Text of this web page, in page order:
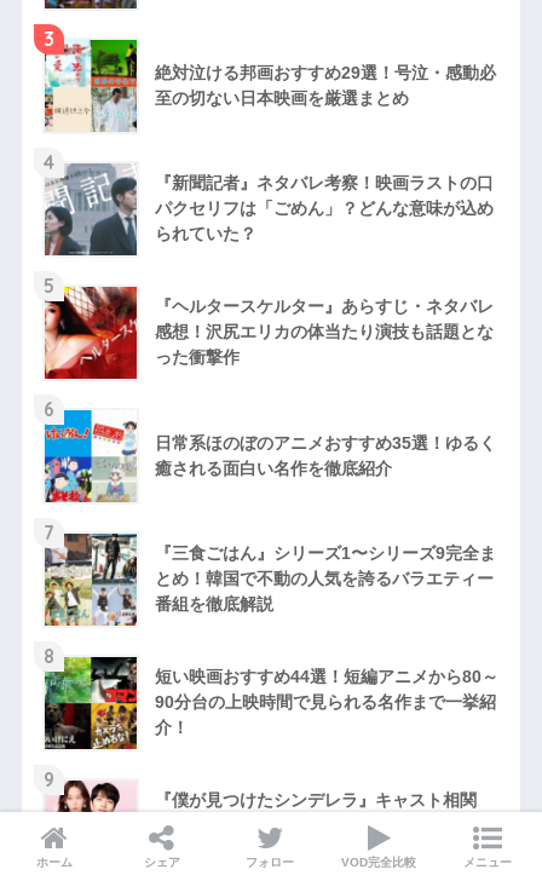
3
絶対泣ける邦画おすすめ29選！号泣・感動必
至の切ない日本映画を厳選まとめ
4
『新聞記者』ネタバレ考察！映画ラストの口
パクセリフは「ごめん」？どんな意味が込め
られていた？
5
『ヘルタースケルター』あらすじ・ネタバレ
感想！沢尻エリカの体当たり演技も話題とな
った衝撃作
6
日常系ほのぼのアニメおすすめ35選！ゆるく
癒される面白い名作を徹底紹介
7
『三食ごはん』シリーズ1〜シリーズ9完全ま
とめ！韓国で不動の人気を誇るバラエティー
番組を徹底解説
8
短い映画おすすめ44選！短編アニメから80～
90分台の上映時間で見られる名作まで一挙紹
介！
9
『僕が見つけたシンデレラ』キャスト相関
図・あらすじ・ネタバレ感想！ソ・ヒョンジ
ン×イ・ミンギのラブロマンス
ホーム シェア フォロー VOD完全比較 メニュー